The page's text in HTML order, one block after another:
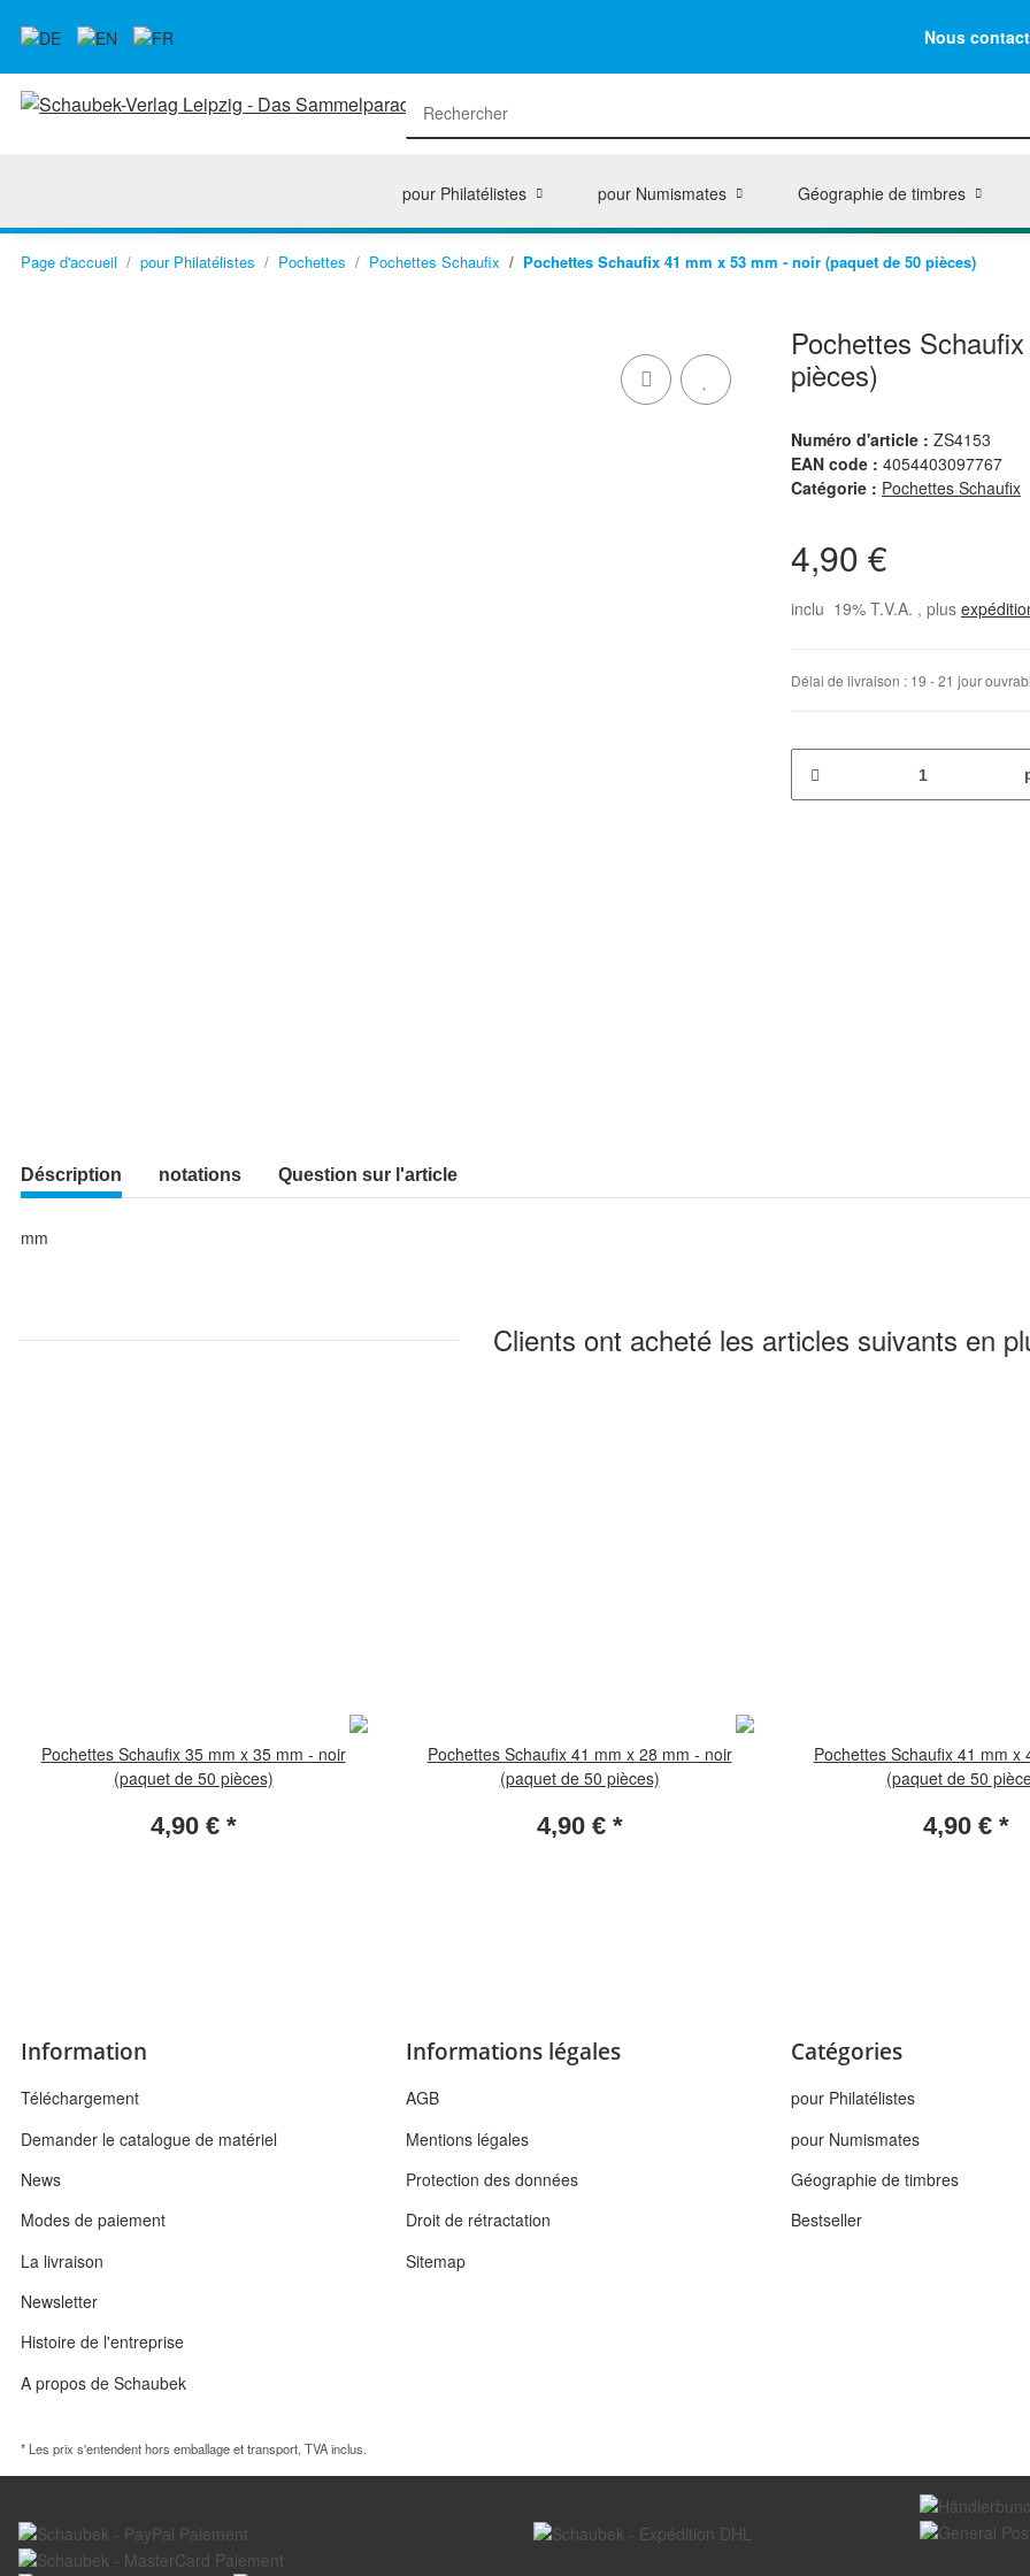
Nous
pour Philatélistes pour Numismates Géographie de timbres
Page d'accueil pour Philatélistes Pochettes Pochettes Schaufix Pochettes Schaufix 41 mm x 53 mm - noir (paquet de 50 pièces)
Pochettes
pièces)
Numéro d'article : ZS4153
EAN code : 4054403097767
Catégorie : Pochettes Schaufix
4,90 €
inclu 19% T.V.A. , plus
Délai de livraison : 19 - 21 jour
Déscription notations Question sur l'article
mm
Clients ont acheté les articles suivants en
Pochettes Schaufix 35 mm x 35 mm - noir
(paquet de 50 pièces)
4,90 € *
Pochettes Schaufix 41 mm x 28 mm - noir
(paquet de 50 pièces)
4,90 € *
Pochettes Schaufix 41 mm x
(paquet de 50
4,90 € *
Information
Téléchargement
Demander le catalogue de matériel
News
Modes de paiement
La livraison
Newsletter
Histoire de l'entreprise
A propos de Schaubek
Informations légales
AGB
Mentions légales
Protection des données
Droit de rétractation
Sitemap
Catégories
pour Philatélistes
pour Numismates
Géographie de timbres
Bestseller
* Les prix s'entendent hors emballage et transport, TVA inclus.